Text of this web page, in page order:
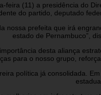
feira (11) a presidência do
do partido, deputado
nossa prefeita que irá
estado de Pernambuco”,
desta aliança
para o nosso grupo,
política já consolidada.